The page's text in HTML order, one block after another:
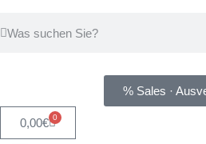
% Sales ·
0,00€ 0